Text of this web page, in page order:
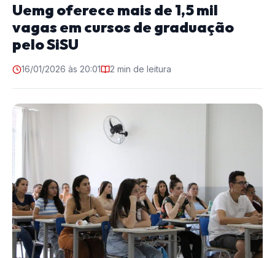
Uemg oferece mais de 1,5 mil
vagas em cursos de graduação
pelo SiSU
16/01/2026 às 20:01 2 min de leitura